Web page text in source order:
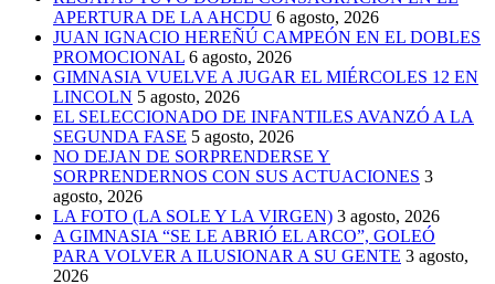
APERTURA DE LA AHCDU 6 agosto, 2026
JUAN IGNACIO HEREÑÚ CAMPEÓN EN EL DOBLES
PROMOCIONAL 6 agosto, 2026
GIMNASIA VUELVE A JUGAR EL MIÉRCOLES 12 EN
LINCOLN 5 agosto, 2026
EL SELECCIONADO DE INFANTILES AVANZÓ A LA
SEGUNDA FASE 5 agosto, 2026
NO DEJAN DE SORPRENDERSE Y
SORPRENDERNOS CON SUS ACTUACIONES 3
agosto, 2026
LA FOTO (LA SOLE Y LA VIRGEN) 3 agosto, 2026
A GIMNASIA “SE LE ABRIÓ EL ARCO”, GOLEÓ
PARA VOLVER A ILUSIONAR A SU GENTE 3 agosto,
2026